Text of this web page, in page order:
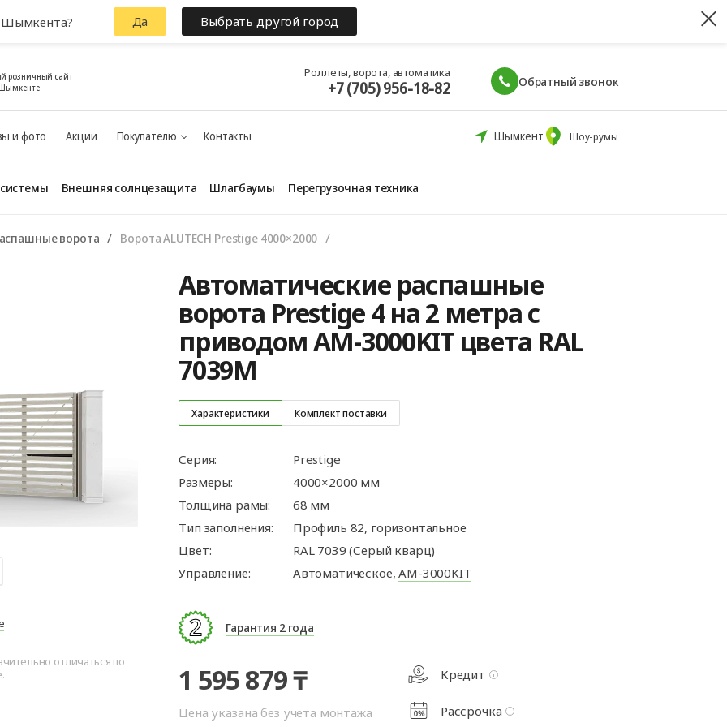
розничный сайт
Роллеты, ворота, автоматика
+7 (705) 956-18-82 Обратный звонок
и фото Акции Покупателю Контакты Шымкент Шоу-румы
Панорамные ворота
Откатные ворота
Комплект для
Распашные ворота
Калитки
Заборы
Автоматика для
гаражных ворот
для
для
Роллетные решетки
Внешняя солнцезащита Шлагбаумы Перегрузочная техника
Перегрузочные
ворота Ворота ALUTECH Prestige 4000×2000
отличаться по
Автоматические распашные
ворота Prestige 4 на 2 метра с
приводом AM-3000KIT цвета RAL
7039M
Характеристики Комплект поставки
Серия:
Prestige
Размеры:
4000×2000 мм
Толщина рамы:
68 мм
Тип заполнения:
Профиль 82, горизонтальное
Цвет:
RAL 7039 (Серый кварц)
Управление:
Автоматическое,AM-3000KIT
Гарантия 2 года
1 595 879 ₸
Цена указана без учета монтажа
Кредит
Рассрочка
Шымкента? Да Выбрать другой город